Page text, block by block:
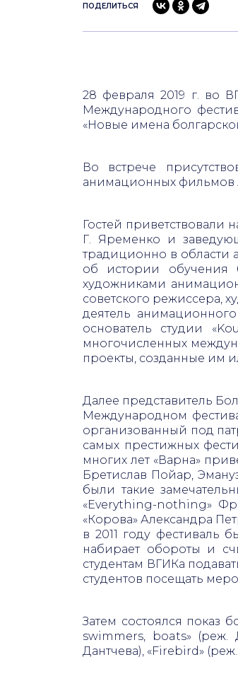
ПОДЕЛИТЬСЯ
28 февраля 2019 г. во
Международного
«Новые имена
Во встрече
анимационных фильмов
Гостей приветствовали
Г. Яременко и
традиционно в области
об истории обучения
художниками
советского режиссера,
деятель
основатель студии
многочисленных
проекты, созданные им
Далее представитель
Международном
организованный под
самых престижных
многих лет «Варна»
Бретислав Пойар,
были такие
«Everything-nothing»
«Корова» Александра
в 2011 году фестиваль
набирает обороты и
студентам ВГИКа
студентов посещать
Затем состоялся показ
swimmers, boats» (реж.
Дантчева), «Firebird»